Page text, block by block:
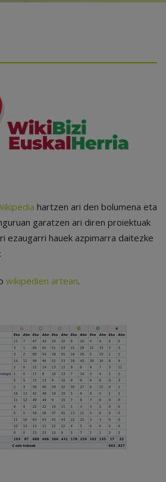
hartzen ari den bolumena eta
garatzen ari diren proiektuak
ezaugarri hauek azpimarra daitezke
wikipedien artean.